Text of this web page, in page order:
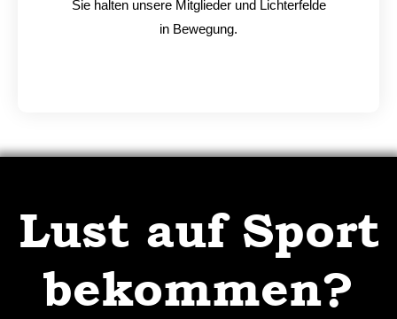
Sie halten unsere Mitglieder und Lichterfelde
in Bewegung.
Lust auf Sport
bekommen?